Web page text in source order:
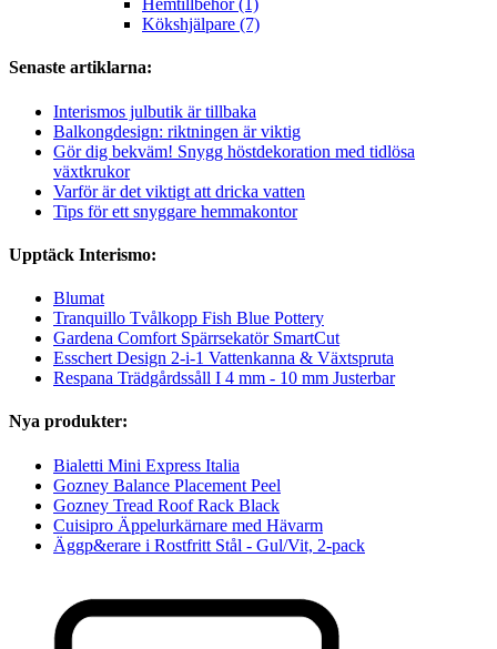
Hemtillbehör (1)
Kökshjälpare (7)
Senaste artiklarna:
Interismos julbutik är tillbaka
Balkongdesign: riktningen är viktig
Gör dig bekväm! Snygg höstdekoration med tidlösa
växtkrukor
Varför är det viktigt att dricka vatten
Tips för ett snyggare hemmakontor
Upptäck Interismo:
Blumat
Tranquillo Tvålkopp Fish Blue Pottery
Gardena Comfort Spärrsekatör SmartCut
Esschert Design 2-i-1 Vattenkanna & Växtspruta
Respana Trädgårdssåll I 4 mm - 10 mm Justerbar
Nya produkter:
Bialetti Mini Express Italia
Gozney Balance Placement Peel
Gozney Tread Roof Rack Black
Cuisipro Äppelurkärnare med Hävarm
Äggp&erare i Rostfritt Stål - Gul/Vit, 2-pack